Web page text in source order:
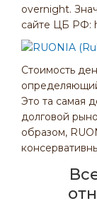
overnight.
сайте ЦБ РФ:
Стоимость
Это та самая
долговой
образом,